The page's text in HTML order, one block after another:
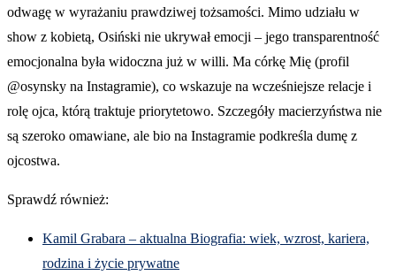
odwagę w wyrażaniu prawdziwej tożsamości. Mimo udziału w
show z kobietą, Osiński nie ukrywał emocji – jego transparentność
emocjonalna była widoczna już w willi. Ma córkę Mię (profil
@osynsky na Instagramie), co wskazuje na wcześniejsze relacje i
rolę ojca, którą traktuje priorytetowo. Szczegóły macierzyństwa nie
są szeroko omawiane, ale bio na Instagramie podkreśla dumę z
ojcostwa.
Sprawdź również:
Kamil Grabara – aktualna Biografia: wiek, wzrost, kariera,
rodzina i życie prywatne